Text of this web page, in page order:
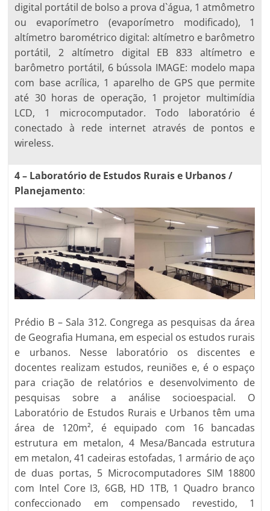
digital portátil de bolso a prova d`água, 1 atmômetro
ou evaporímetro (evaporímetro modificado), 1
altímetro barométrico digital: altímetro e barômetro
portátil, 2 altímetro digital EB 833 altímetro e
barômetro portátil, 6 bússola IMAGE: modelo mapa
com base acrílica, 1 aparelho de GPS que permite
até 30 horas de operação, 1 projetor multimídia
LCD, 1 microcomputador. Todo laboratório é
conectado à rede internet através de pontos e
wireless.
4 – Laboratório de Estudos Rurais e Urbanos /
Planejamento:
Prédio B – Sala 312. Congrega as pesquisas da área
de Geografia Humana, em especial os estudos rurais
e urbanos. Nesse laboratório os discentes e
docentes realizam estudos, reuniões e, é o espaço
para criação de relatórios e desenvolvimento de
pesquisas sobre a análise socioespacial. O
Laboratório de Estudos Rurais e Urbanos têm uma
área de 120m², é equipado com 16 bancadas
estrutura em metalon, 4 Mesa/Bancada estrutura
em metalon, 41 cadeiras estofadas, 1 armário de aço
de duas portas, 5 Microcomputadores SIM 18800
com Intel Core I3, 6GB, HD 1TB, 1 Quadro branco
confeccionado em compensado revestido, 1